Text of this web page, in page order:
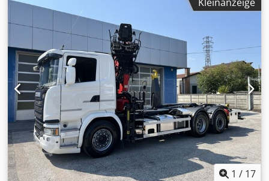
Zwischenverkauf vorbehalten. Angesichts der Vielzahl der
Inserate und Details bittet Aurora darum, die Angaben mit
dem Verkaufspersonal abzugleichen.
hydraulischem Greifer, Radstand 4200 mm,
Automatikgetriebe, fahrbereit, erfüllt die Abgasnorm Euro
6. Chedpfx Ajzrpf Rehksa Hinweis: Die
Fahrzeugbeschreibung ist als Richtwert zu verstehen und
kann Fehler oder Ungenauigkeiten enthalten. Wir
empfehlen Ihnen daher, uns zu kontaktieren, um die
genaue Übereinstimmung der Daten zu überprüfen.
1 / 17